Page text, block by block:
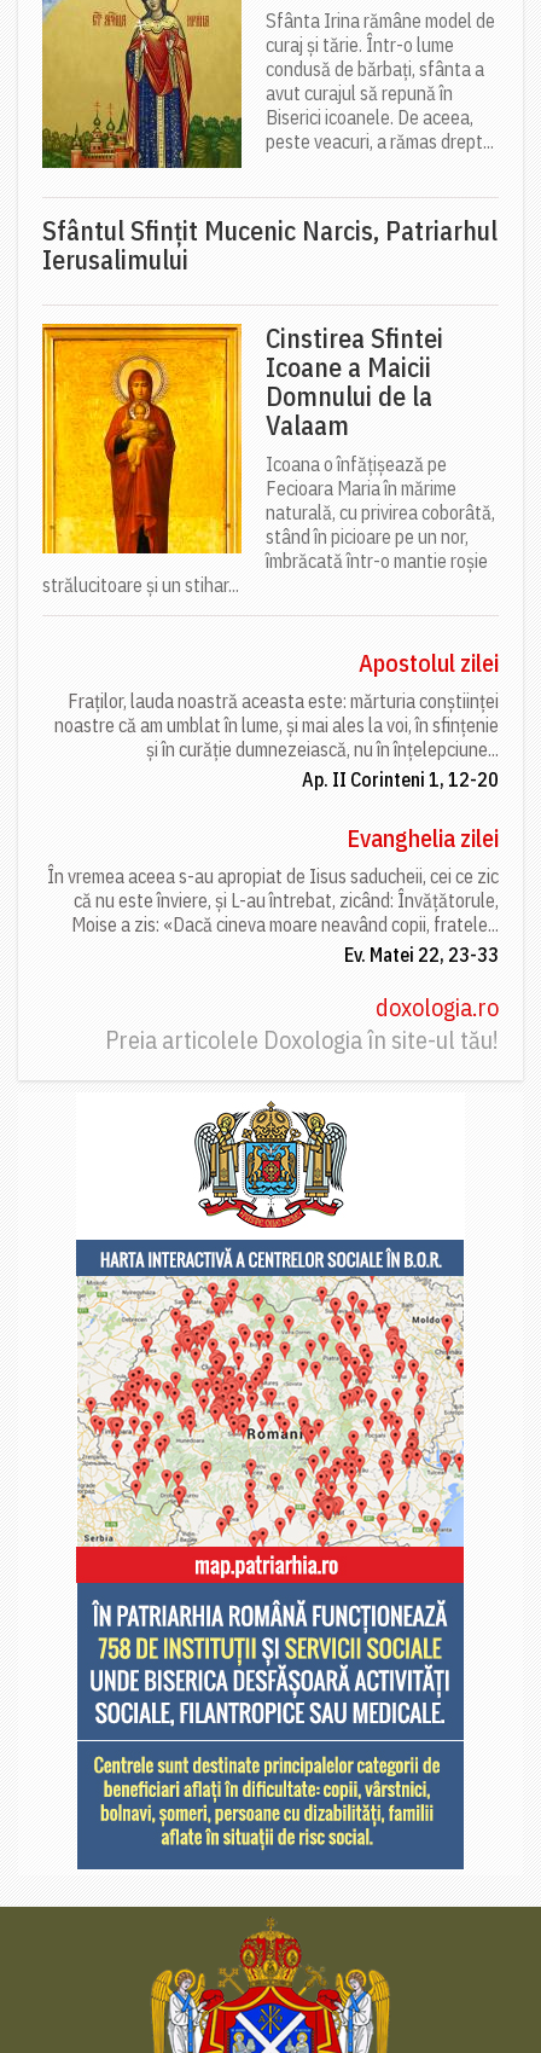
Sfânta Irina rămâne model de
curaj și tărie. Într-o lume
condusă de bărbați, sfânta a
avut curajul să repună în
Biserici icoanele. De aceea,
peste veacuri, a rămas drept...
Sfântul Sfinţit Mucenic Narcis, Patriarhul
Ierusalimului
Cinstirea Sfintei
Icoane a Maicii
Domnului de la
Valaam
Icoana o înfățișează pe
Fecioara Maria în mărime
naturală, cu privirea coborâtă,
stând în picioare pe un nor,
îmbrăcată într-o mantie roșie
strălucitoare și un stihar...
Apostolul zilei
Fraților, lauda noastră aceasta este: mărturia conștiinței
noastre că am umblat în lume, și mai ales la voi, în sfințenie
și în curăție dumnezeiască, nu în înțelepciune...
Ap. II Corinteni 1, 12-20
Evanghelia zilei
În vremea aceea s-au apropiat de Iisus saducheii, cei ce zic
că nu este înviere, și L-au întrebat, zicând: Învățătorule,
Moise a zis: «Dacă cineva moare neavând copii, fratele...
Ev. Matei 22, 23-33
doxologia.ro
Preia articolele Doxologia în site-ul tău!